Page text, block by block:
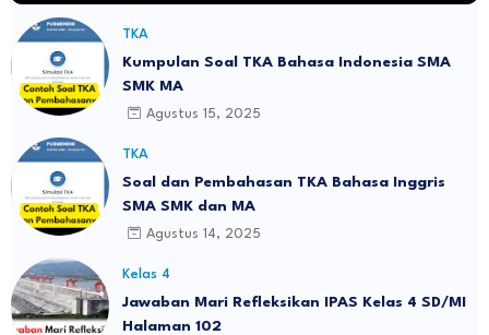
TKA
Kumpulan Soal TKA Bahasa Indonesia SMA
SMK MA
Agustus 15, 2025
TKA
Soal dan Pembahasan TKA Bahasa Inggris
SMA SMK dan MA
Agustus 14, 2025
Kelas 4
Jawaban Mari Refleksikan IPAS Kelas 4 SD/MI
Halaman 102